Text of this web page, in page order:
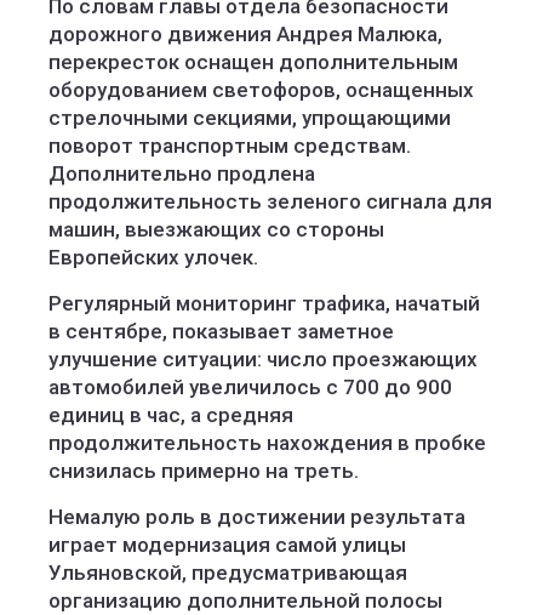
По словам главы отдела безопасности
дорожного движения Андрея Малюка,
перекресток оснащен дополнительным
оборудованием светофоров, оснащенных
стрелочными секциями, упрощающими
поворот транспортным средствам.
Дополнительно продлена
продолжительность зеленого сигнала для
машин, выезжающих со стороны
Европейских улочек.
Регулярный мониторинг трафика, начатый
в сентябре, показывает заметное
улучшение ситуации: число проезжающих
автомобилей увеличилось с 700 до 900
единиц в час, а средняя
продолжительность нахождения в пробке
снизилась примерно на треть.
Немалую роль в достижении результата
играет модернизация самой улицы
Ульяновской, предусматривающая
организацию дополнительной полосы